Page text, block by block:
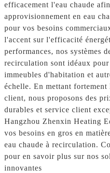
efficacement l'eau chaude
approvisionnement en eau
pour vos besoins
l'accent sur l'efficacité
performances, nos systèmes
recirculation sont idéaux
immeubles d'habitation et
échelle. En mettant
client, nous proposons des
durables et service client
Hangzhou Zhenxin Heating
vos besoins en gros en
eau chaude à recirculation.
pour en savoir plus sur nos
innovantes